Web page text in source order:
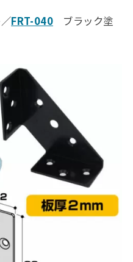
FRT-040
ブラック塗